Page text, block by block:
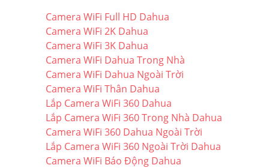
Camera WiFi Full HD Dahua
Camera WiFi 2K Dahua
Camera WiFi 3K Dahua
Camera WiFi Dahua Trong Nhà
Camera WiFi Dahua Ngoài Trời
Camera WiFi Thân Dahua
Lắp Camera WiFi 360 Dahua
Lắp Camera WiFi 360 Trong Nhà Dahua
Camera WiFi 360 Dahua Ngoài Trời
Lắp Camera WiFi 360 Ngoài Trời Dahua
Camera WiFi Báo Động Dahua